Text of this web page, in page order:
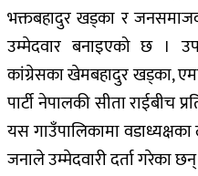
भक्तबहादुर खड्का र
उम्मेदवार बनाइएको छ ।
कांग्रेसका खेमबहादुर खड्का,
पार्टी नेपालकी सीता राईबीच
यस गाउँपालिकामा
जनाले उम्मेदवारी दर्ता गरेका छन्